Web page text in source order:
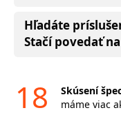
Hľadáte
Stačí povedať
18
Skúsení
máme viac